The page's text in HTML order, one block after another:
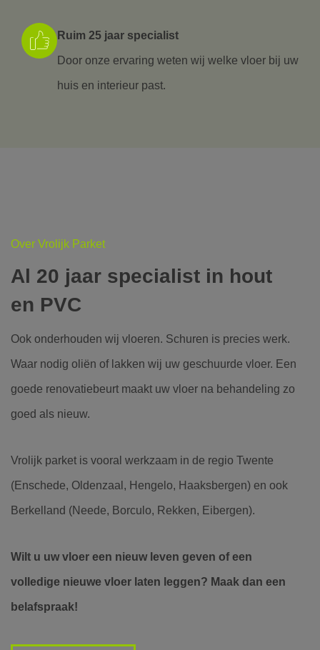
Ruim 25 jaar specialist
Door onze ervaring weten wij welke vloer bij uw
huis en interieur past.
Over Vrolijk Parket
Al 20 jaar specialist in hout
en PVC
Ook onderhouden wij vloeren. Schuren is precies werk.
Waar nodig oliën of lakken wij uw geschuurde vloer. Een
goede renovatiebeurt maakt uw vloer na behandeling zo
goed als nieuw.
Vrolijk parket is vooral werkzaam in de regio Twente
(Enschede, Oldenzaal, Hengelo, Haaksbergen) en ook
Berkelland (Neede, Borculo, Rekken, Eibergen).
Wilt u uw vloer een nieuw leven geven of een
volledige nieuwe vloer laten leggen? Maak dan een
belafspraak!